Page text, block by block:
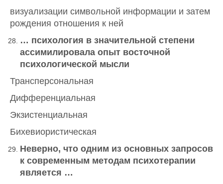
визуализации символьной информации и затем
рождения отношения к ней
… психология в значительной степени
ассимилировала опыт восточной
психологической мысли
Трансперсональная
Дифференциальная
Экзистенциальная
Бихевиористическая
Неверно, что одним из основных запросов
к современным методам психотерапии
является …